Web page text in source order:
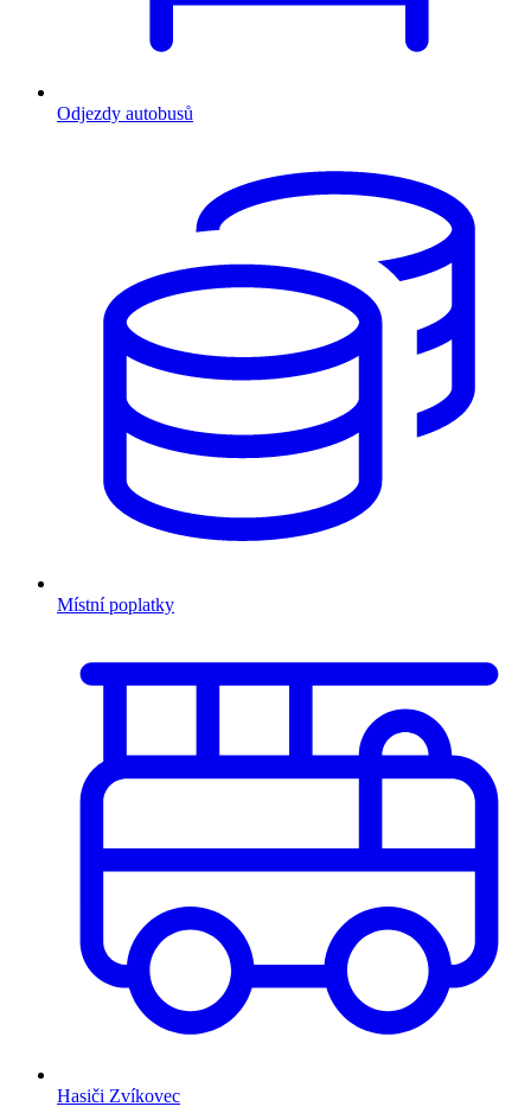
Odjezdy autobusů
Místní poplatky
Hasiči Zvíkovec